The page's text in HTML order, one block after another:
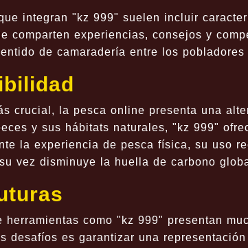
integran "kz 999" suelen incluir
comparten experiencias, consejos y
de camaradería entre los pobladores
crucial, la pesca online presenta una
y sus hábitats naturales, "kz 999"
la experiencia de pesca física, su uso
vez disminuye la huella de carbono
como "kz 999" presentan
desafíos es garantizar una